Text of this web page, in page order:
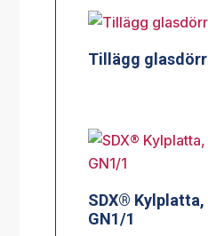
Tillägg glasdörr
SDX® Kylplatta,
GN1/1